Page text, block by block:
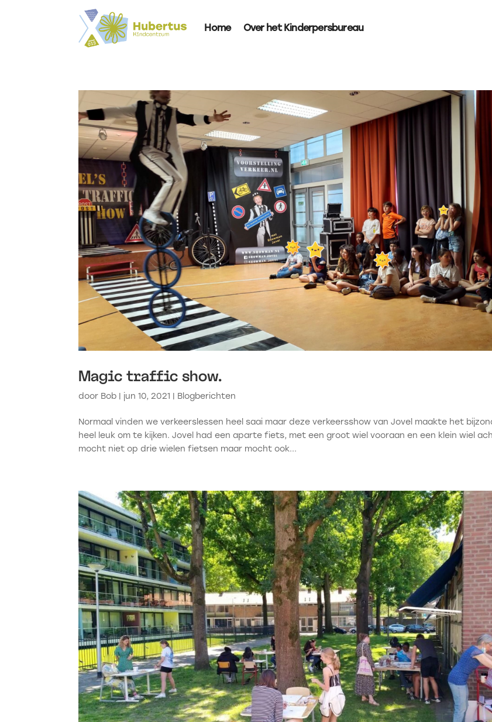
Home Over het Kinderpersbureau
Magic traffic show.
door Bob | jun 10, 2021 | Blogberichten
Normaal vinden we verkeerslessen heel saai maar deze verkeersshow van Jovel maakte het
heel leuk om te kijken. Jovel had een aparte fiets, met een groot wiel vooraan en een klein wiel
mocht niet op drie wielen fietsen maar mocht ook...